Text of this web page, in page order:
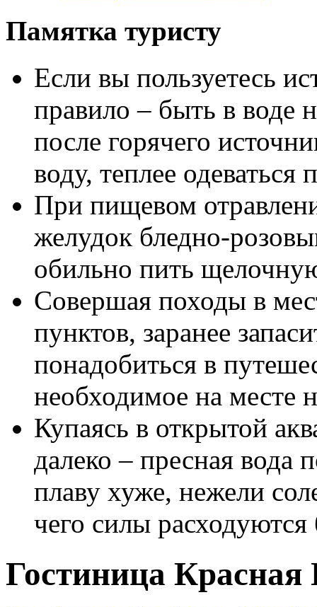
Памятка туристу
Если вы пользуетесь
правило – быть в воде
после горячего
воду, теплее одеваться
При пищевом
желудок бледно-
обильно пить
Совершая походы в
пунктов, заранее
понадобиться в
необходимое на месте
Купаясь в открытой
далеко – пресная вода
плаву хуже, нежели
чего силы расходуются
Гостиница Красная